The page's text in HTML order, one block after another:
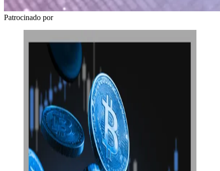
Patrocinado por